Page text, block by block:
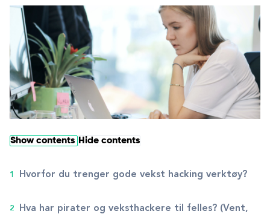
Show contents Hide contents
Hvorfor du trenger gode vekst hacking verktøy?
Hva har pirater og veksthackere til felles? (Vent,